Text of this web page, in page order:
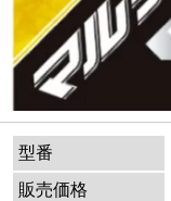
型番
販売価格